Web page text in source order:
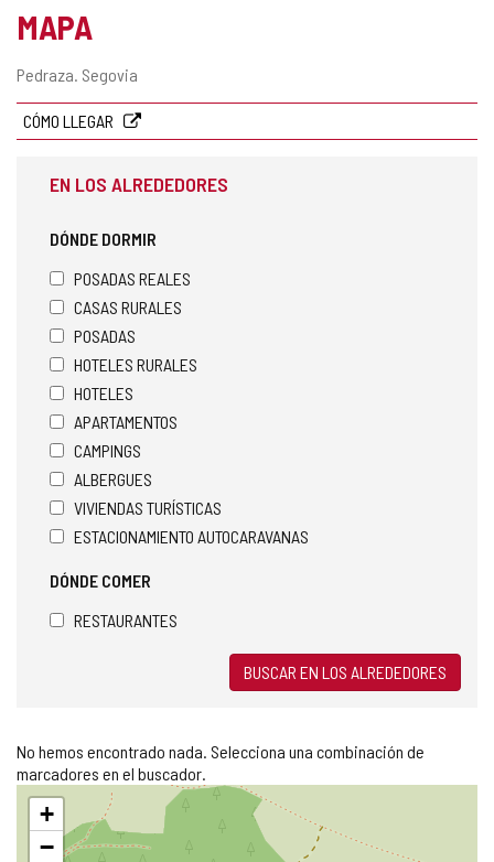
MAPA
Dirección
Pedraza. Segovia
CÓMO LLEGAR
EN LOS ALREDEDORES
DÓNDE DORMIR
POSADAS REALES
CASAS RURALES
POSADAS
HOTELES RURALES
HOTELES
APARTAMENTOS
CAMPINGS
ALBERGUES
VIVIENDAS TURÍSTICAS
ESTACIONAMIENTO AUTOCARAVANAS
DÓNDE COMER
RESTAURANTES
BUSCAR EN LOS ALREDEDORES
No hemos encontrado nada. Selecciona una combinación de
marcadores en el buscador.
Saltar
mapa
+
−